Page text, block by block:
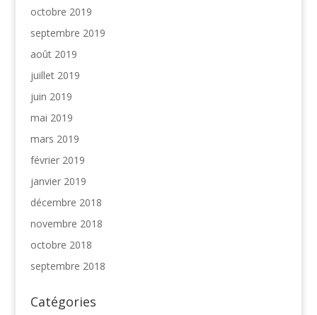
octobre 2019
septembre 2019
août 2019
juillet 2019
juin 2019
mai 2019
mars 2019
février 2019
janvier 2019
décembre 2018
novembre 2018
octobre 2018
septembre 2018
Catégories